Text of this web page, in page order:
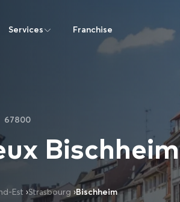
Services Franchise
67800
Bischheim
Est ›Strasbourg ›Bischheim